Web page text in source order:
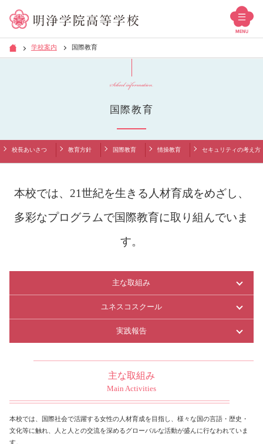
学校案内 国際教育
School information
国際教育
校長あいさつ 教育方針 国際教育 情操教育 セキュリティの考え方
本校では、21世紀を生きる人材育成をめざし、
多彩なプログラムで国際教育に取り組んでいま
す。
主な取組み
ユネスコスクール
実践報告
主な取組み
Main Activities
本校では、国際社会で活躍する女性の人材育成を目指し、様々な国の言語・歴史・
文化等に触れ、人と人との交流を深めるグローバルな活動が盛んに行なわれていま
す。